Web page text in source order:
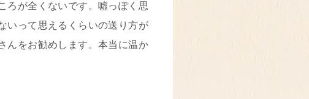
ろが全くないです。噓っぽく思
いって思えるくらいの送り方が
んをお勧めします。本当に温か